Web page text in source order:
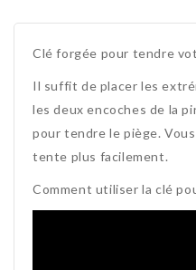
Clé forgée pour tendre
Il suffit de placer les
les deux encoches de la
pour tendre le piège.
tente plus facilement.
Comment utiliser la clé